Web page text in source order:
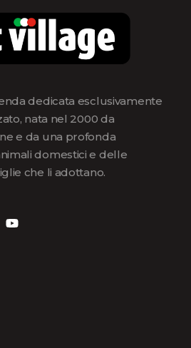
dedicata esclusivamente
nata nel 2000 da
e da una profonda
domestici e delle
che li adottano.